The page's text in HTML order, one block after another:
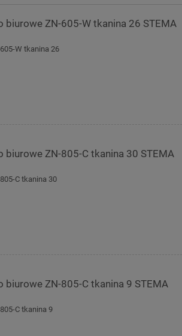
biurowe ZN-605-W tkanina 26 STEMA
W tkanina 26
biurowe ZN-805-C tkanina 30 STEMA
C tkanina 30
biurowe ZN-805-C tkanina 9 STEMA
C tkanina 9